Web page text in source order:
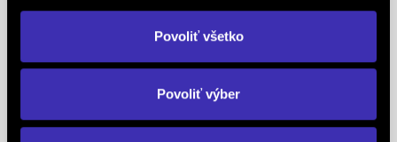
Povoliť všetko
Povoliť výber
Andelová Barbora
mob.: +421 918 946 365
tel.: +421 41 500 20 44